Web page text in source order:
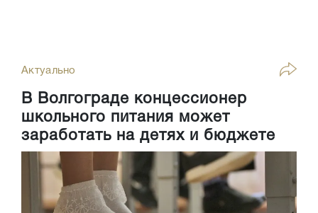
Актуально
В Волгограде концессионер
школьного питания может
заработать на детях и бюджете